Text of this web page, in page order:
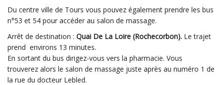
Du centre ville de Tours vous pouvez également prendre les bus
n°53 et 54 pour accéder au salon de massage.
Arrêt de destination : Quai De La Loire (Rochecorbon). Le trajet
prend environs 13 minutes.
En sortant du bus dirigez-vous vers la pharmacie. Vous
trouverez alors le salon de massage juste après au numéro 1 de
la rue du docteur Lebled.